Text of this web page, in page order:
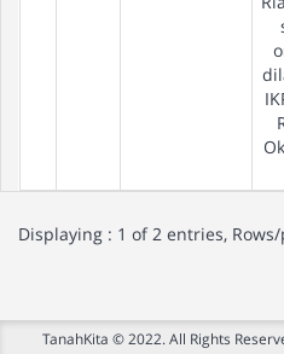
Displaying : 1 of 2 entries, Rows/
TanahKita © 2022. All Rights